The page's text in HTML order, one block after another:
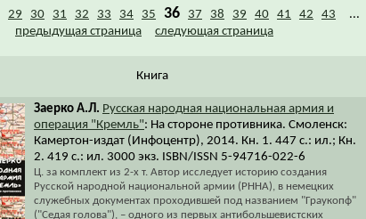
29 30 31 32 33 34 35 36 37 38 39 40 41 42 43 ...
предыдущая страница
следующая страница
Книга
Заерко А.Л. Русская народная национальная армия и
операция "Кремль": На стороне противника. Смоленск:
Камертон-издат (Инфоцентр), 2014. Кн. 1. 447 с.: ил.; Кн.
2. 419 с.: ил. 3000 экз. ISBN/ISSN 5-94716-022-6
Ц. за комплект из 2-х т. Автор исследует историю создания
Русской народной национальной армии (РННА), в немецких
служебных документах проходившей под названием "Граукопф"
("Седая голова"), – одного из первых антибольшевистских